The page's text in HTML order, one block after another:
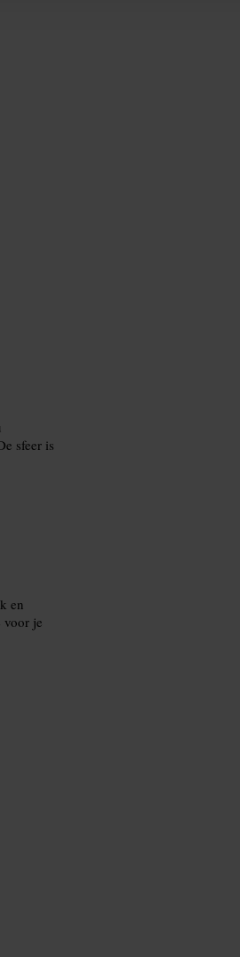
sfeer is
en
voor je